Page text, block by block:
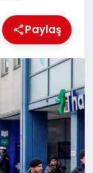
Paylaş